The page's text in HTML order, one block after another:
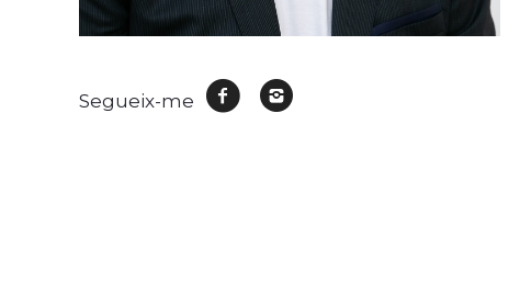
Segueix-me
facebook